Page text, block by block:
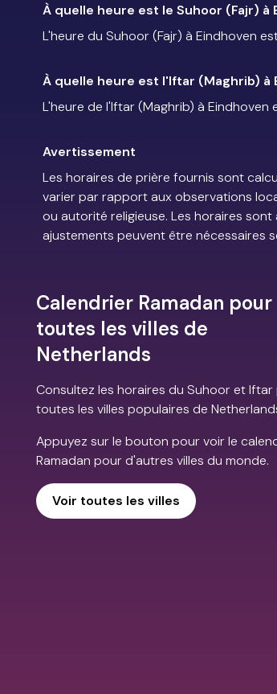
À quelle heure est le Suhoor (Fajr) à
L'heure du Suhoor (Fajr) à Eindhoven
À quelle heure est l'Iftar (Maghrib) à
L'heure de l'Iftar (Maghrib) à Eindhoven
Avertissement
Les horaires de prière fournis sont
varier par rapport aux observations
ou autorité religieuse. Les horaires
ajustements peuvent être nécessaires
Calendrier Ramadan pour
toutes les villes de
Netherlands
Consultez les horaires du Suhoor et
toutes les villes populaires de
Appuyez sur le bouton pour voir le
Ramadan pour d'autres villes du monde.
Voir toutes les villes